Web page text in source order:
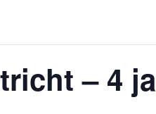
– 4